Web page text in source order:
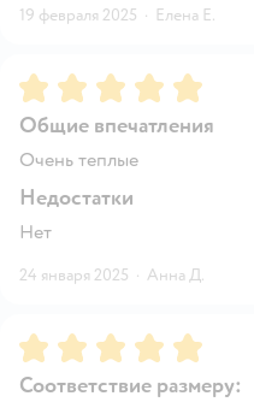
19 февраля 2025 · Елена Е.
Рейтинг:5
Общие впечатления
Очень теплые
Недостатки
Нет
24 января 2025 · Анна Д.
Рейтинг:5
Соответствие размеру: